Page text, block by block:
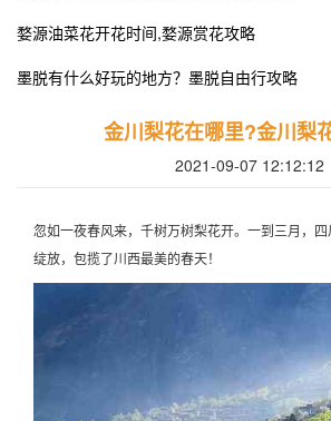
婺源油菜花开花时间,婺源赏花攻略
墨脱有什么好玩的地方？墨脱自由行攻略
金川梨花在哪里?金川梨
2021-09-07 12:12:12
忽如一夜春风来，千树万树梨花开。一到三月，
绽放，包揽了川西最美的春天！